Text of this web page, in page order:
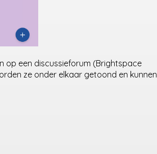
op een discussieforum (Brightspace
ze onder elkaar getoond en kunnen